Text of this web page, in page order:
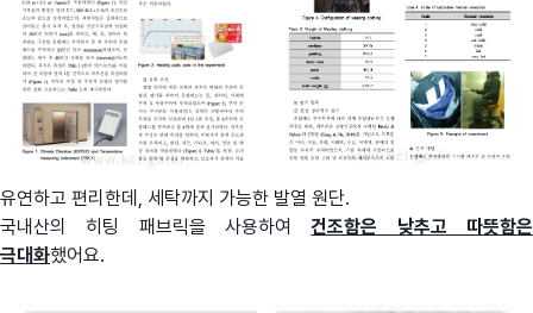
유연하고 편리한데, 세탁까지 가능한 발열 원단.
국내산의 히팅 패브릭을 사용하여건조함은 낮추고 따뜻함은
극대화했어요.